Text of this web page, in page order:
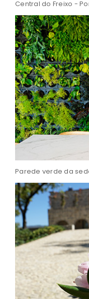
Central do Freixo -
Parede verde da